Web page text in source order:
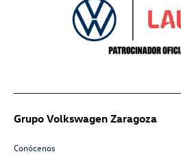
Grupo Volkswagen Zaragoza
Conócenos